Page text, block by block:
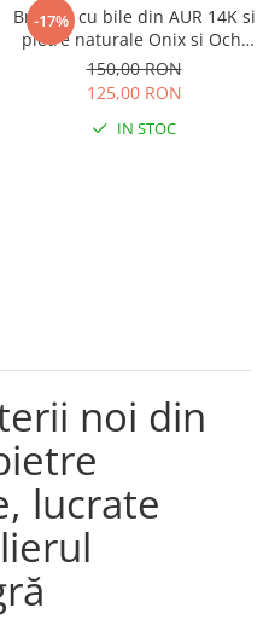
-17%
Bratara cu bile din AUR 14K si
pietre naturale Onix si Ochi
de Tigru
150,00 RON
125,00 RON
IN STOC
noi din
lucrate